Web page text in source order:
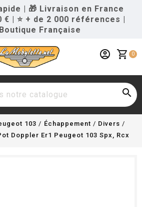
| 🎁 Livraison en France
€ | ⭐ + de 2 000 références |
Française
shopping_cart 0
account_circle

103 Échappement
Divers
Doppler Er1 Peugeot 103 Spx, Rcx